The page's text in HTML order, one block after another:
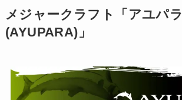
メジャークラフト「アユパラ
(AYUPARA)」